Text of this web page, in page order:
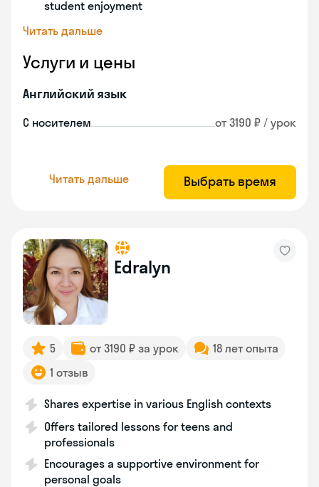
student enjoyment
Читать дальше
Услуги и цены
Английский язык
С носителем от 3190 ₽ / урок
Читать дальше Выбрать время
Edralyn
5 от 3190 ₽ за урок
18 лет опыта
1 отзыв
Shares expertise in various English contexts
Offers tailored lessons for teens and
professionals
Encourages a supportive environment for
personal goals